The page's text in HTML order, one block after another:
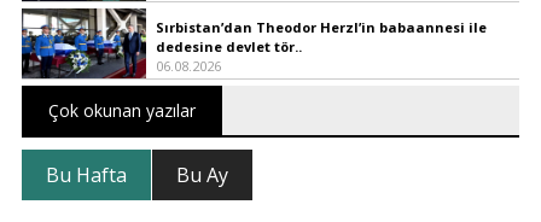
Sırbistan’dan Theodor Herzl’in babaannesi ile
dedesine devlet tör..
06.08.2026
Çok okunan yazılar
Bu Hafta Bu Ay